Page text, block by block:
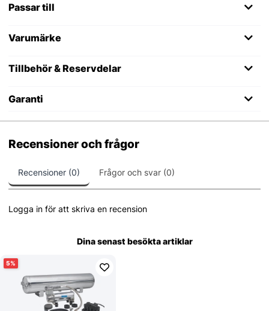
Passar till
Varumärke
Tillbehör & Reservdelar
Garanti
Recensioner och frågor
Recensioner (0) Frågor och svar (0)
Logga in för att skriva en recension
Dina senast besökta artiklar
5